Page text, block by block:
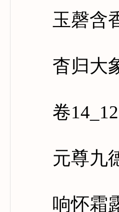
玉磬含香
杳归大象
卷14_12
元尊九德
响怀霜露